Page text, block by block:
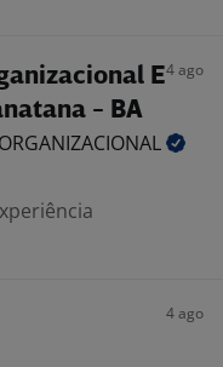
E
- BA
4 ago
ORGANIZACIONAL
4 ago